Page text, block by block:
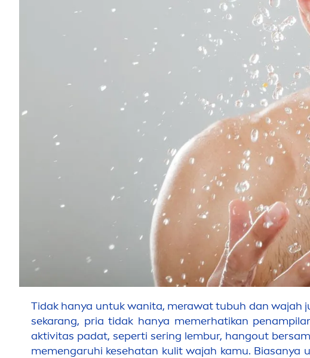
Tidak hanya untuk wanita, merawat tubuh dan wajah
sekarang, pria tidak hanya memerhatikan
aktivitas padat, seperti sering lembur, hangout
memengaruhi kesehatan kulit wajah kamu.